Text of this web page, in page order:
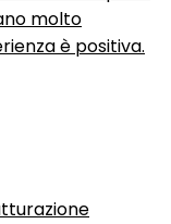
molto
è positiva.